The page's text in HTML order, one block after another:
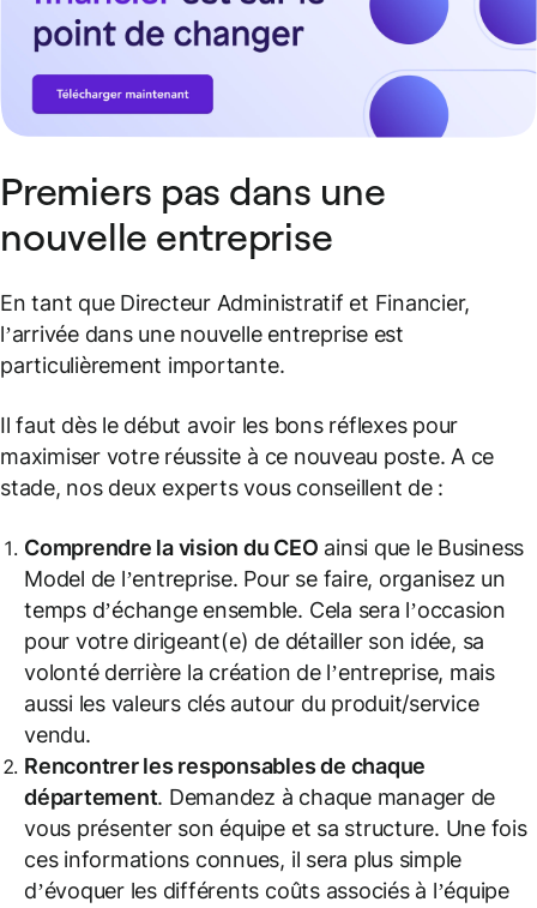
Premiers pas dans une
nouvelle entreprise
En tant que Directeur Administratif et Financier,
l’arrivée dans une nouvelle entreprise est
particulièrement importante.
Il faut dès le début avoir les bons réflexes pour
maximiser votre réussite à ce nouveau poste. A ce
stade, nos deux experts vous conseillent de :
Comprendre la vision du CEO ainsi que le Business
Model de l’entreprise. Pour se faire, organisez un
temps d’échange ensemble. Cela sera l’occasion
pour votre dirigeant(e) de détailler son idée, sa
volonté derrière la création de l’entreprise, mais
aussi les valeurs clés autour du produit/service
vendu.
Rencontrer les responsables de chaque
département. Demandez à chaque manager de
vous présenter son équipe et sa structure. Une fois
ces informations connues, il sera plus simple
d’évoquer les différents coûts associés à l’équipe